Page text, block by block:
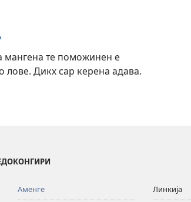
мангена те поможинен е
Дикх сар керена адава.
Аменге Линкија